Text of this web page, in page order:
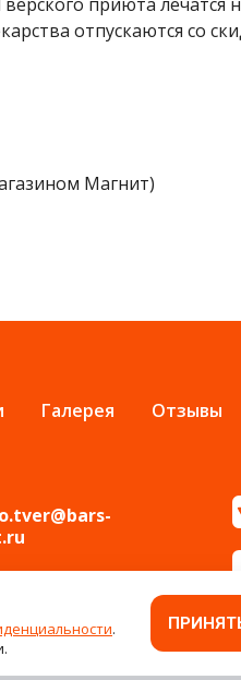
отпускаются со
Магнит)
Галерея Отзывы
.